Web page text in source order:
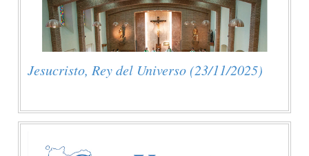
Jesucristo, Rey del Universo (23/11/2025)